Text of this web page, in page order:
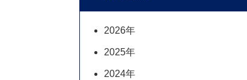
2026年
2025年
2024年